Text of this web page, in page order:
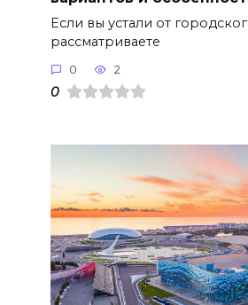
Если вы устали от
рассматриваете
0 2
0